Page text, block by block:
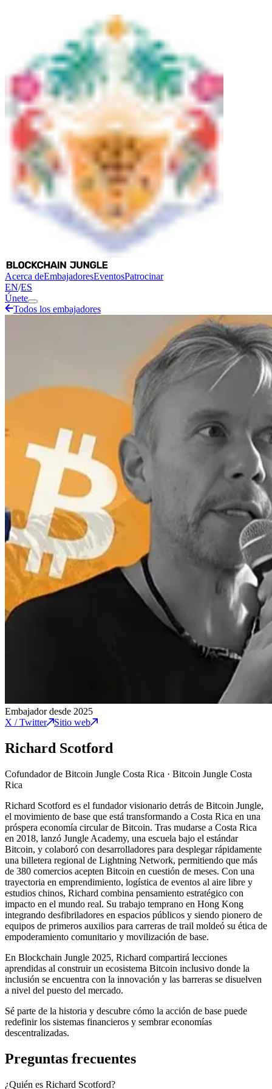
Acerca deEmbajadoresEventosPatrocinar
EN/ES
Únete
Todos los embajadores
Embajador desde 2025
X / Twitter
Sitio web
Richard Scotford
Cofundador de Bitcoin Jungle Costa Rica · Bitcoin Jungle Costa
Rica
Richard Scotford es el fundador visionario detrás de Bitcoin Jungle,
el movimiento de base que está transformando a Costa Rica en una
próspera economía circular de Bitcoin. Tras mudarse a Costa Rica
en 2018, lanzó Jungle Academy, una escuela bajo el estándar
Bitcoin, y colaboró con desarrolladores para desplegar rápidamente
una billetera regional de Lightning Network, permitiendo que más
de 380 comercios acepten Bitcoin en cuestión de meses. Con una
trayectoria en emprendimiento, logística de eventos al aire libre y
estudios chinos, Richard combina pensamiento estratégico con
impacto en el mundo real. Su trabajo temprano en Hong Kong
integrando desfibriladores en espacios públicos y siendo pionero de
equipos de primeros auxilios para carreras de trail moldeó su ética de
empoderamiento comunitario y movilización de base.
En Blockchain Jungle 2025, Richard compartirá lecciones
aprendidas al construir un ecosistema Bitcoin inclusivo donde la
inclusión se encuentra con la innovación y las barreras se disuelven
a nivel del puesto del mercado.
Sé parte de la historia y descubre cómo la acción de base puede
redefinir los sistemas financieros y sembrar economías
descentralizadas.
Preguntas frecuentes
¿Quién es Richard Scotford?